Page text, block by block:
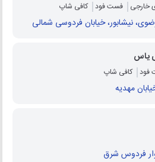
خارجی فست فود کافی شاپ
نیشابور، خیابان فردوسی شمالی
یاس
فود کافی شاپ
مهدیه
فردوس شرق